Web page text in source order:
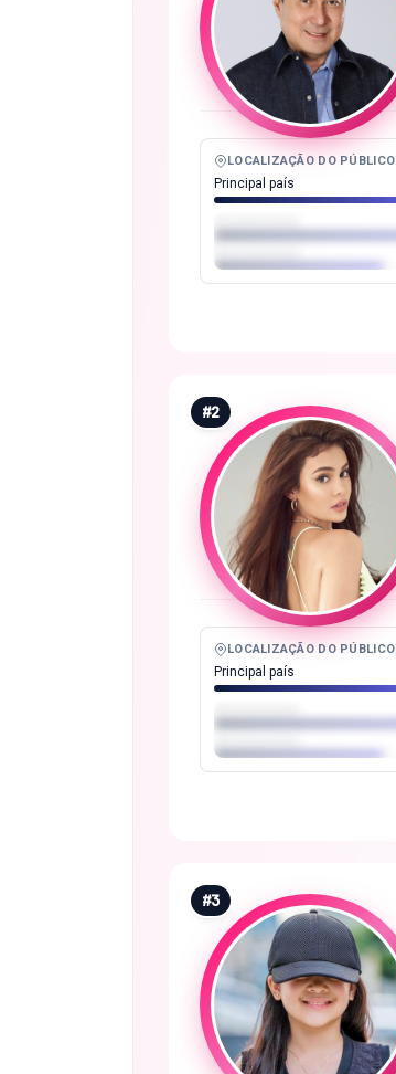
LOCALIZAÇÃO DO PÚBLICO
Principal país
#2
LOCALIZAÇÃO DO PÚBLICO
Principal país
#3